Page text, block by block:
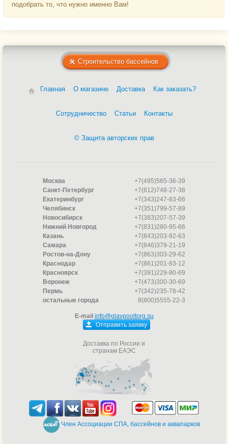
подобрать то, что нужно именно Вам!
Строительство бассейнов
Главная О магазине Доставка Как заказать?
Сотрудничество Статьи Контакты
© Защита авторских прав
Москва
+7(495)565-36-39
Санкт-Петербург
+7(812)748-27-38
Екатеринбург
+7(343)247-83-66
Челябинск
+7(351)799-57-89
Новосибирск
+7(383)207-57-39
Нижний Новгород
+7(831)280-95-66
Казань
+7(843)203-92-63
Самара
+7(846)379-21-19
Ростов-на-Дону
+7(863)303-29-62
Краснодар
+7(861)201-83-12
Красноярск
+7(391)229-80-69
Воронеж
+7(473)300-30-69
Пермь
+7(342)235-78-42
остальные города
8(800)5555-22-3
E-mail info@glavpooltorg.su
Отправить заявку
Доставка по России и
странам ЕАЭС
Член Ассоциации СПА, бассейнов и аквапарков